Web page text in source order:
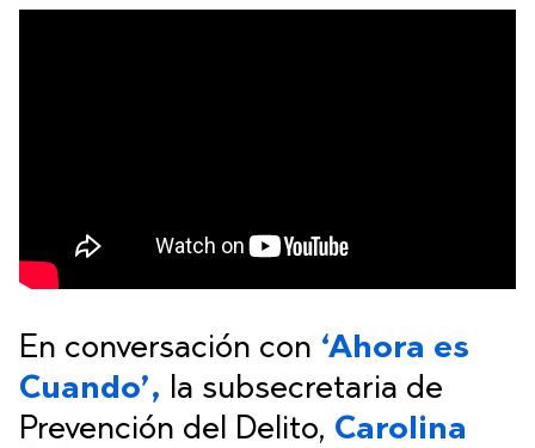
En conversación con ‘Ahora es
Cuando’, la subsecretaria de
Prevención del Delito, Carolina